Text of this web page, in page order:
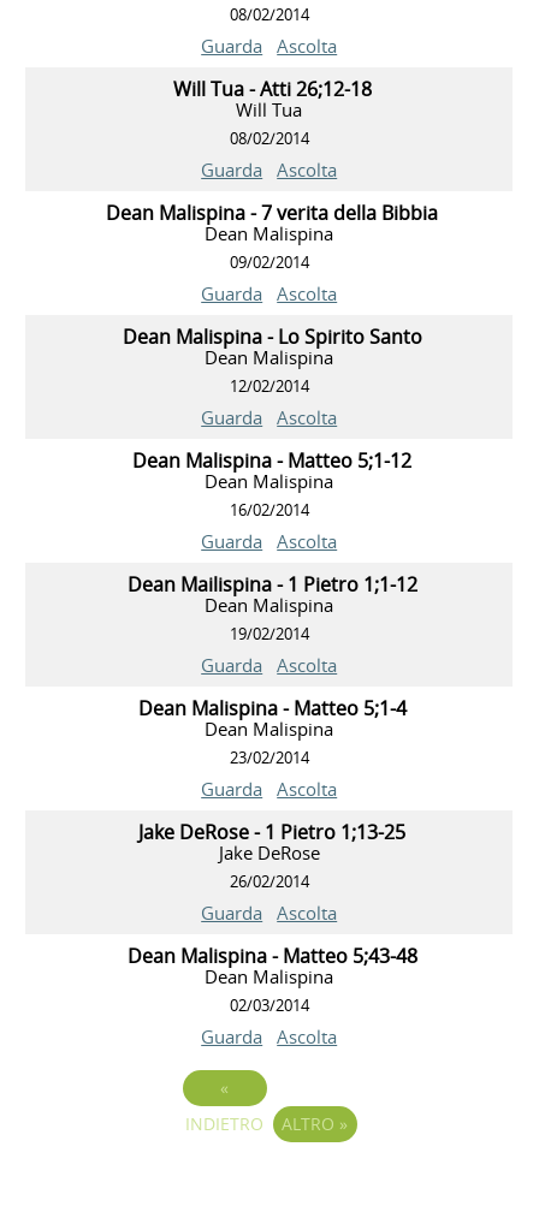
08/02/2014
Guarda Ascolta
Will Tua - Atti 26;12-18
Will Tua
08/02/2014
Guarda Ascolta
Dean Malispina - 7 verita della Bibbia
Dean Malispina
09/02/2014
Guarda Ascolta
Dean Malispina - Lo Spirito Santo
Dean Malispina
12/02/2014
Guarda Ascolta
Dean Malispina - Matteo 5;1-12
Dean Malispina
16/02/2014
Guarda Ascolta
Dean Mailispina - 1 Pietro 1;1-12
Dean Malispina
19/02/2014
Guarda Ascolta
Dean Malispina - Matteo 5;1-4
Dean Malispina
23/02/2014
Guarda Ascolta
Jake DeRose - 1 Pietro 1;13-25
Jake DeRose
26/02/2014
Guarda Ascolta
Dean Malispina - Matteo 5;43-48
Dean Malispina
02/03/2014
Guarda Ascolta
«
INDIETRO
ALTRO »